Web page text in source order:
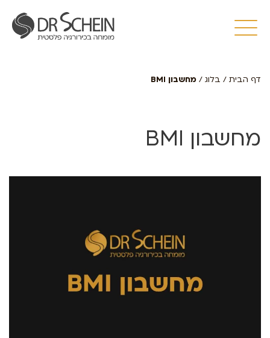
דף הבית / בלוג / מחשבון BMI
מחשבון BMI